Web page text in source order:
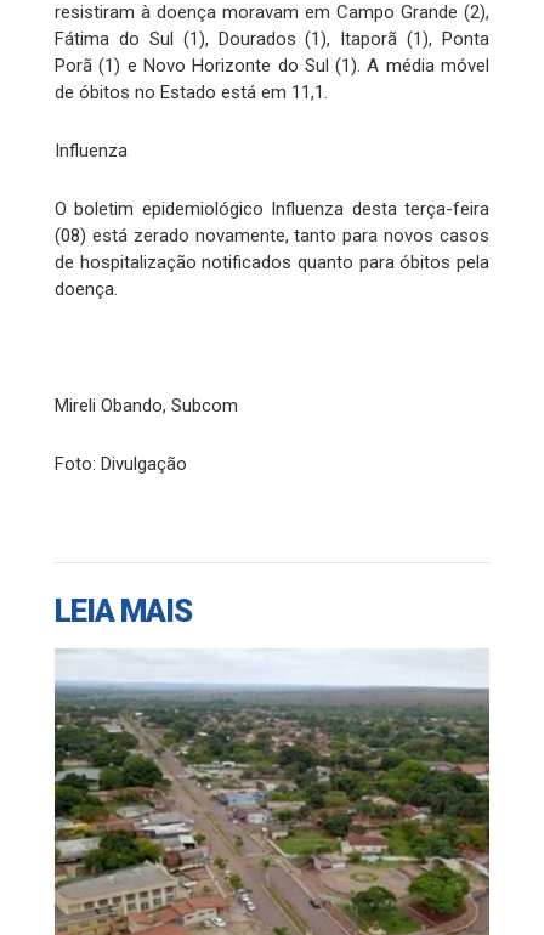
resistiram à doença moravam em Campo Grande (2),
Fátima do Sul (1), Dourados (1), Itaporã (1), Ponta
Porã (1) e Novo Horizonte do Sul (1). A média móvel
de óbitos no Estado está em 11,1.
Influenza
O boletim epidemiológico Influenza desta terça-feira
(08) está zerado novamente, tanto para novos casos
de hospitalização notificados quanto para óbitos pela
doença.
Mireli Obando, Subcom
Foto: Divulgação
LEIA MAIS